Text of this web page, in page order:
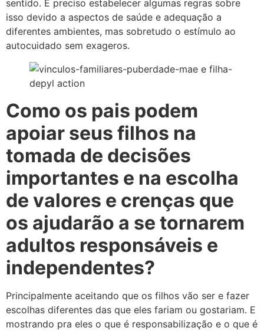
sentido. É preciso estabelecer algumas regras sobre
isso devido a aspectos de saúde e adequação a
diferentes ambientes, mas sobretudo o estímulo ao
autocuidado sem exageros.
Como os pais podem
apoiar seus filhos na
tomada de decisões
importantes e na escolha
de valores e crenças que
os ajudarão a se tornarem
adultos responsáveis e
independentes?
Principalmente aceitando que os filhos vão ser e fazer
escolhas diferentes das que eles fariam ou gostariam. E
mostrando pra eles o que é responsabilização e o que é